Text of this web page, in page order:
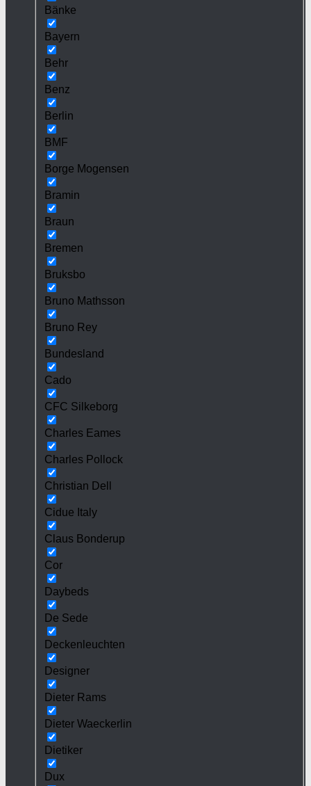
Bänke
Bayern
Behr
Benz
Berlin
BMF
Borge Mogensen
Bramin
Braun
Bremen
Bruksbo
Bruno Mathsson
Bruno Rey
Bundesland
Cado
CFC Silkeborg
Charles Eames
Charles Pollock
Christian Dell
Cidue Italy
Claus Bonderup
Cor
Daybeds
De Sede
Deckenleuchten
Designer
Dieter Rams
Dieter Waeckerlin
Dietiker
Dux